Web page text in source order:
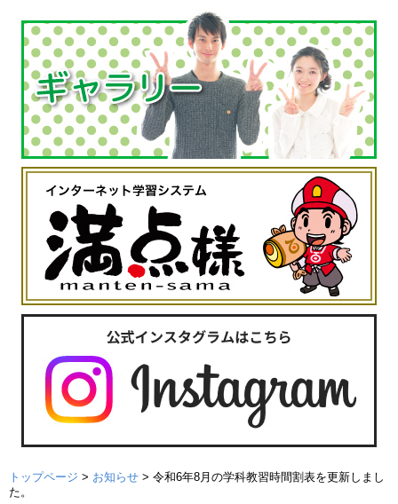
トップページ > お知らせ > 令和6年8月の学科教習時間割表を更新しまし
た。